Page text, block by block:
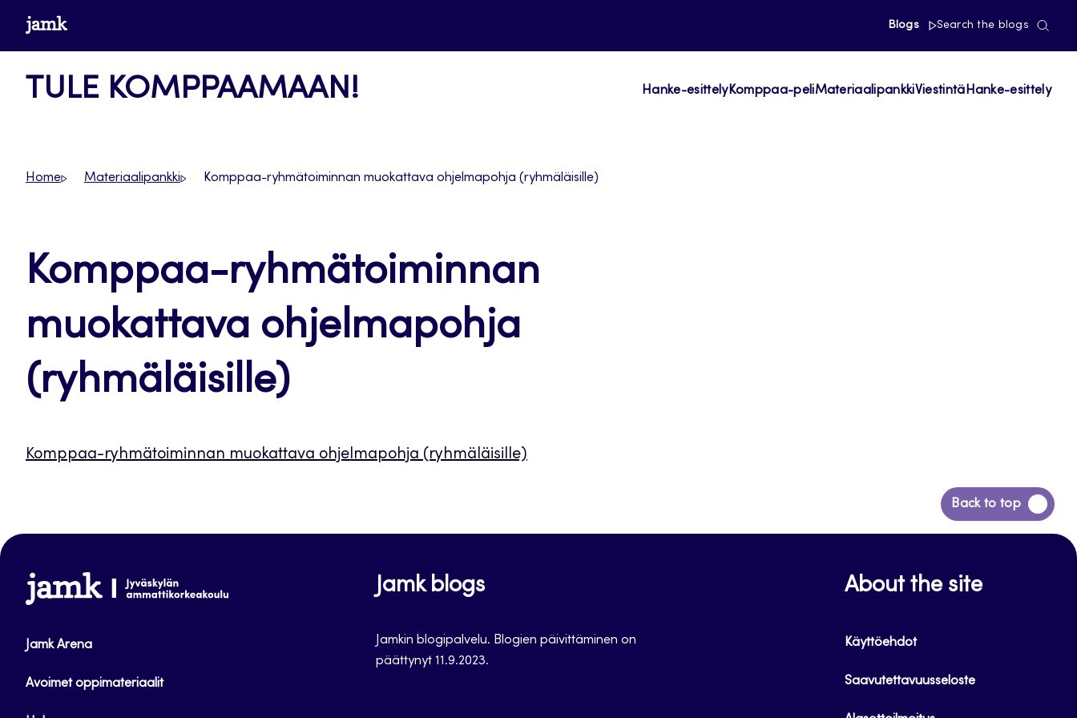
Siirrywww.jamk.fi Blogs Search the blogs
TULE KOMPPAAMAAN! Hanke-esittelyKomppaa-peliMateriaalipankkiViestintä Hanke-esittely
Home Materiaalipankki Komppaa-ryhmätoiminnan muokattava ohjelmapohja (ryhmäläisille)
Komppaa-ryhmätoiminnan
muokattava ohjelmapohja
(ryhmäläisille)
Komppaa-ryhmätoiminnan muokattava ohjelmapohja (ryhmäläisille)
Back to top
Siirry
takaisin
www.jamk.fi
Jamk Arena
Avoimet oppimateriaalit
Jamk blogs
Jamkin blogipalvelu. Blogien päivittäminen on
päättynyt 11.9.2023.
About the site
Käyttöehdot
Saavutettavuusseloste